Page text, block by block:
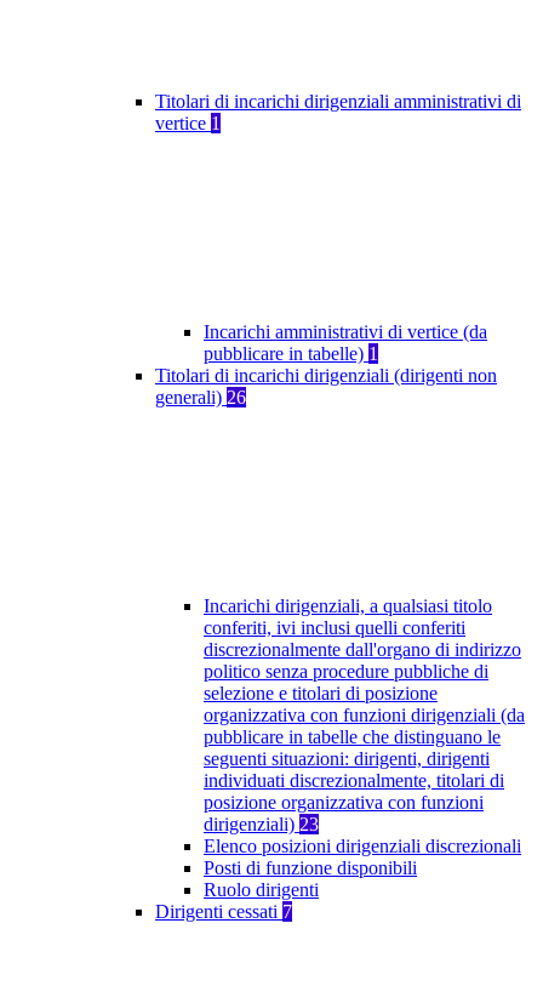
Titolari di incarichi dirigenziali amministrativi di
vertice 1
Incarichi amministrativi di vertice (da
pubblicare in tabelle) 1
Titolari di incarichi dirigenziali (dirigenti non
generali) 26
Incarichi dirigenziali, a qualsiasi titolo
conferiti, ivi inclusi quelli conferiti
discrezionalmente dall'organo di indirizzo
politico senza procedure pubbliche di
selezione e titolari di posizione
organizzativa con funzioni dirigenziali (da
pubblicare in tabelle che distinguano le
seguenti situazioni: dirigenti, dirigenti
individuati discrezionalmente, titolari di
posizione organizzativa con funzioni
dirigenziali) 23
Elenco posizioni dirigenziali discrezionali
Posti di funzione disponibili
Ruolo dirigenti
Dirigenti cessati 7